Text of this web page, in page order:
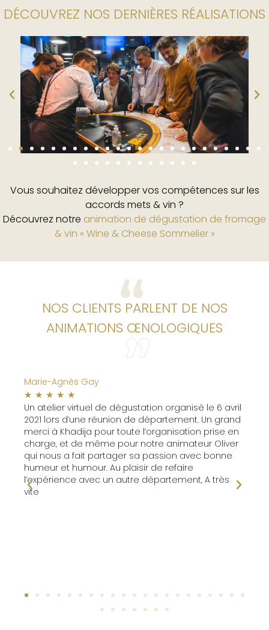
DÉCOUVREZ NOS DERNIÈRES RÉALISATIONS
Vous souhaitez développer vos compétences sur les
accords mets & vin ?
Découvrez notre animation de dégustation de fromage
& vin « Wine & Cheese Sommelier »
NOS CLIENTS PARLENT DE NOS
ANIMATIONS ŒNOLOGIQUES
Marie-Agnès Gay
☆ ☆ ☆ ☆ ☆
Un atelier virtuel de dégustation organisé le 6 avril
2021 lors d’une réunion de département. Un grand
merci à Khadija pour toute l’organisation prise en
charge, et de même pour notre animateur Oliver
qui nous a fait partager sa passion avec bonne
humeur et humour. Au plaisir de refaire
l’expérience avec un autre département, A très
vite